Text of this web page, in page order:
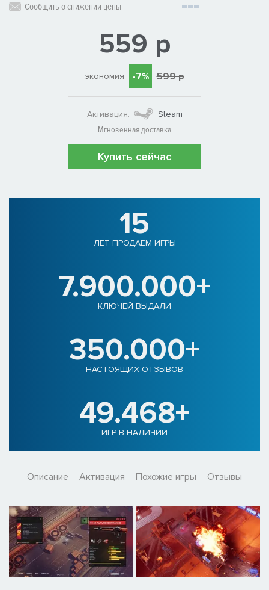
Сообщить о снижении цены
559 р
экономия -7% 599 р
Активация:
Steam
Мгновенная доставка
Купить сейчас
15
ЛЕТ ПРОДАЕМ ИГРЫ
7.900.000+
КЛЮЧЕЙ ВЫДАЛИ
350.000+
НАСТОЯЩИХ ОТЗЫВОВ
49.468+
ИГР В НАЛИЧИИ
Описание Активация Похожие игры Отзывы